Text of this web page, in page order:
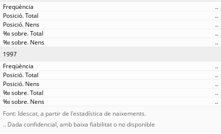
..
..
..
..
..
1997
..
..
..
..
..
Font: Idescat, a partir de l'estadística de naixements.
.. Dada confidencial, amb baixa fiabilitat o no disponible